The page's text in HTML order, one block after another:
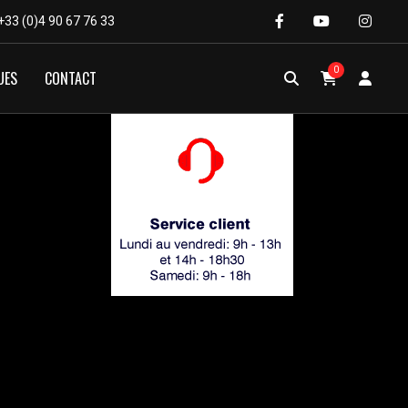
(0)4 90 67 76 33
CONTACT 0